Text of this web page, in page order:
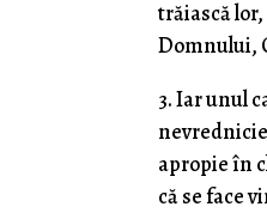
trăiască
Domnului,
3. Iar unul
apropie în
că se face